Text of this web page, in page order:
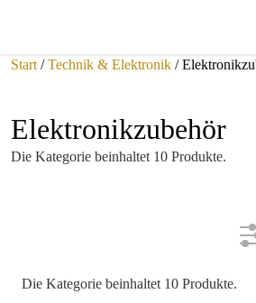
Start /Technik & Elektronik /
Elektronikzubehör
Die Kategorie beinhaltet 10 Produkte.
Die Kategorie beinhaltet 10 Produkte.